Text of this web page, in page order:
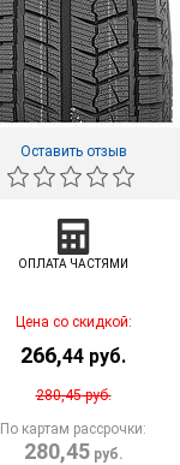
Оставить отзыв
ОПЛАТА ЧАСТЯМИ
Цена со скидкой:
266,44 руб.
280,45руб.
По картам рассрочки:
280,45руб.